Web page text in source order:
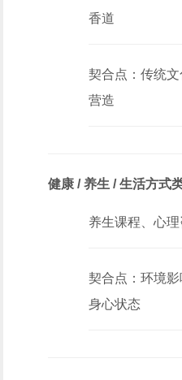
香道
契合点：传统
营造
健康 / 养生 / 生活方式
养生课程、心
契合点：环境
身心状态